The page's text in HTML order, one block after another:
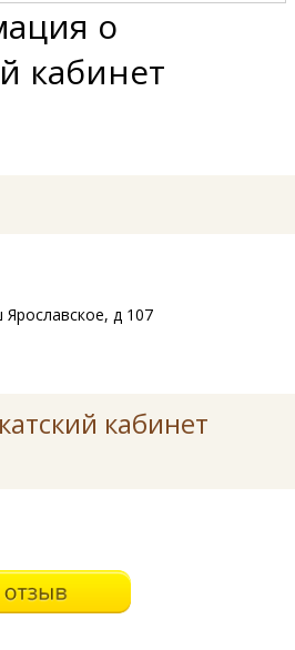
о
кабинет
д 107
кабинет